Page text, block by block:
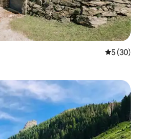
Średnia
5 (30)